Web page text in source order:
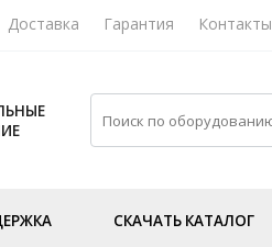
Доставка Гарантия Контакты
СКАЧАТЬ КАТАЛОГ